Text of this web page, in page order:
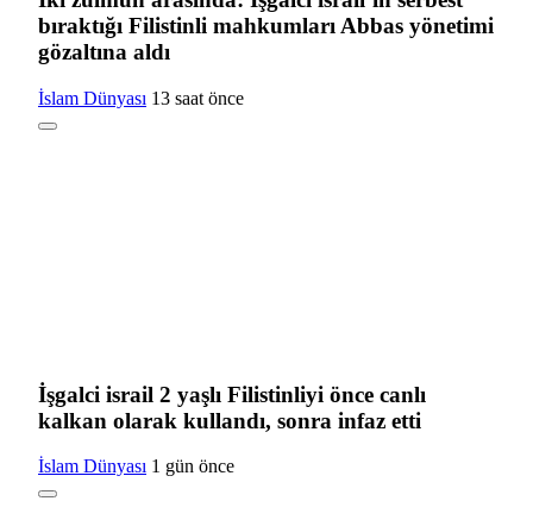
bıraktığı Filistinli mahkumları Abbas yönetimi
gözaltına aldı
İslam Dünyası 13 saat önce
İşgalci israil 2 yaşlı Filistinliyi önce canlı
kalkan olarak kullandı, sonra infaz etti
İslam Dünyası 1 gün önce